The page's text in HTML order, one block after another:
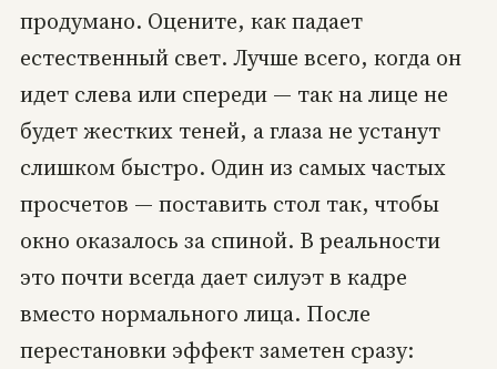
продумано. Оцените, как падает
естественный свет. Лучше всего, когда он
идет слева или спереди — так на лице не
будет жестких теней, а глаза не устанут
слишком быстро. Один из самых частых
просчетов — поставить стол так, чтобы
окно оказалось за спиной. В реальности
это почти всегда дает силуэт в кадре
вместо нормального лица. После
перестановки эффект заметен сразу: